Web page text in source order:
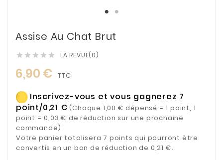
Assise Au Chat Brut
     LA REVUE(0)
6,90 € TTC
Inscrivez-vous et vous gagnerez 7
point/0,21 € (Chaque 1,00 € dépensé = 1 point, 1
point = 0,03 € de réduction sur une prochaine
commande)
Votre panier totalisera 7 points qui pourront être
convertis en un bon de réduction de 0,21 €.